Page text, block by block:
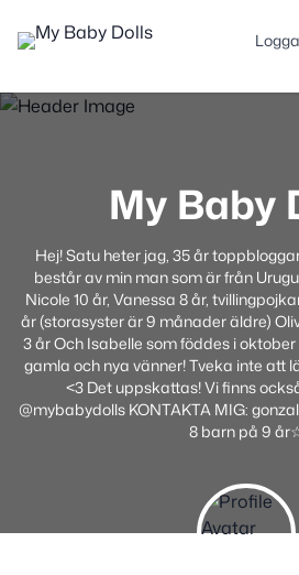
My Baby
Hej! Satu heter jag, 35 år
består av min man som är från
Nicole 10 år, Vanessa 8 år,
år (storasyster är 9 månader äldre)
3 år Och Isabelle som föddes i oktober
gamla och nya vänner! Tveka inte att
<3 Det uppskattas! Vi finns
@mybabydolls KONTAKTA MIG:
8 barn på 9